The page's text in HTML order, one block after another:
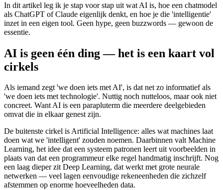
In dit artikel leg ik je stap voor stap uit wat AI is, hoe een chatmodel
als ChatGPT of Claude eigenlijk denkt, en hoe je die 'intelligentie'
inzet in een eigen tool. Geen hype, geen buzzwords — gewoon de
essentie.
AI is geen één ding — het is een kaart vol
cirkels
Als iemand zegt 'we doen iets met AI', is dat net zo informatief als
'we doen iets met technologie'. Nuttig noch nutteloos, maar ook niet
concreet. Want AI is een parapluterm die meerdere deelgebieden
omvat die in elkaar genest zijn.
De buitenste cirkel is Artificial Intelligence: alles wat machines laat
doen wat we 'intelligent' zouden noemen. Daarbin­nen valt Machine
Learning, het idee dat een systeem patronen leert uit voorbeelden in
plaats van dat een programmeur elke regel handmatig inschr­ijft. Nog
een laag dieper zit Deep Learning, dat werkt met grote neurale
netwerken — veel lagen eenvoudige rekeneenheden die zichzelf
afstemmen op enorme hoeveelheden data.